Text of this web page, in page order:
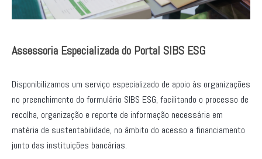
Assessoria Especializada do Portal SIBS ESG
Disponibilizamos um serviço especializado de apoio às organizações
no preenchimento do formulário SIBS ESG, facilitando o processo de
recolha, organização e reporte de informação necessária em
matéria de sustentabilidade, no âmbito do acesso a financiamento
junto das instituições bancárias.